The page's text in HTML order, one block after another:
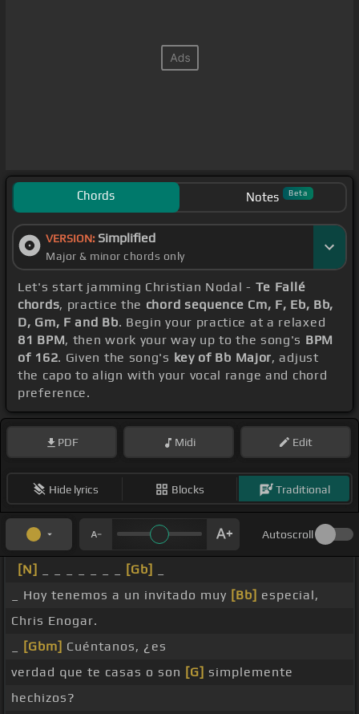
Chords Notes Beta
VERSION: Simplified
Major & minor chords only
Let's start jamming Christian Nodal - Te Fallé
chords, practice the chord sequence Cm, F, Eb, Bb,
D, Gm, F and Bb. Begin your practice at a relaxed
81 BPM, then work your way up to the song's BPM
of 162. Given the song's key of Bb Major, adjust
the capo to align with your vocal range and chord
preference.
PDF Midi Edit
Hide lyrics Blocks Traditional
Autoscroll
[N] [Gb]
_ Hoy tenemos a un invitado muy [Bb] especial,
Chris Enogar.
[Gbm] Cuéntanos, ¿es
verdad que te casas o son [G] simplemente
hechizos?